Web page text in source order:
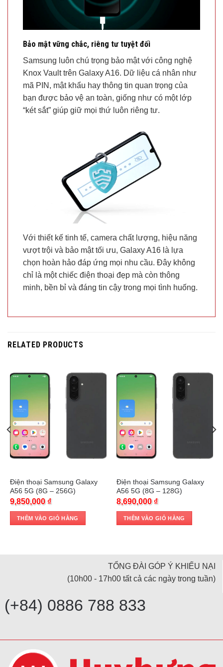
Bảo mật vững chắc, riêng tư tuyệt đối
Samsung luôn chú trọng bảo mật với công nghệ
Knox Vault trên Galaxy A16. Dữ liệu cá nhân như
mã PIN, mật khẩu hay thông tin quan trọng của
bạn được bảo vệ an toàn, giống như có một lớp
“két sắt” giúp giữ mọi thứ luôn riêng tư.
Với thiết kế tinh tế, camera chất lượng, hiệu năng
vượt trội và bảo mật tối ưu, Galaxy A16 là lựa
chọn hoàn hảo đáp ứng mọi nhu cầu. Đây không
chỉ là một chiếc điện thoại đẹp mà còn thông
minh, bền bỉ và đáng tin cậy trong mọi tình huống.
RELATED PRODUCTS
Điện thoại Samsung Galaxy
A56 5G (8G – 256G)
9,850,000 ₫
THÊM VÀO GIỎ HÀNG
Điện thoại Samsung Galaxy
A56 5G (8G – 128G)
8,690,000 ₫
THÊM VÀO GIỎ HÀNG
TỔNG ĐÀI GÓP Ý KHIẾU NẠI
(10h00 - 17h00 tất cả các ngày trong tuần)
(+84) 0886 788 833